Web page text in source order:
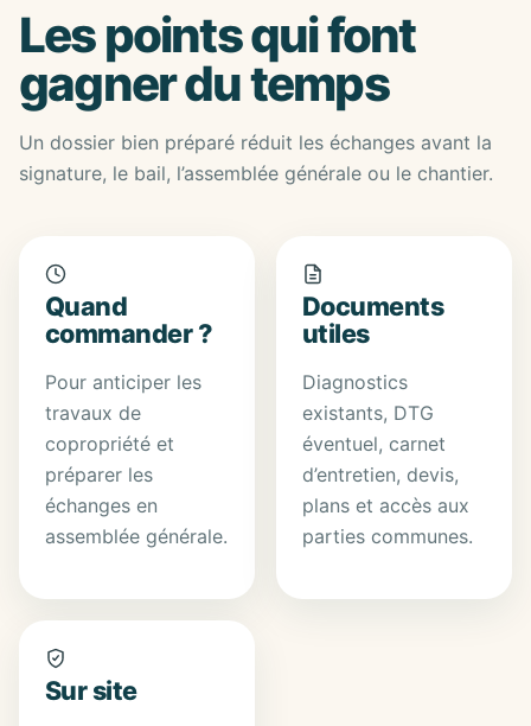
Les points qui font
gagner du temps
Un dossier bien préparé réduit les échanges avant la
signature, le bail, l’assemblée générale ou le chantier.
Quand
commander ?
Pour anticiper les
travaux de
copropriété et
préparer les
échanges en
assemblée générale.
Documents
utiles
Diagnostics
existants, DTG
éventuel, carnet
d’entretien, devis,
plans et accès aux
parties communes.
Sur site